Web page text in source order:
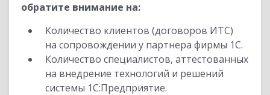
обратите внимание на:
Количество клиентов (договоров ИТС)
на сопровождении у партнера фирмы 1С.
Количество специалистов, аттестованных
на внедрение технологий и решений
системы 1С:Предприятие.